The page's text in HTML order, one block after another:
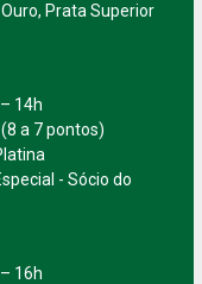
Prata Superior
14h
a 7 pontos)
- Sócio do
16h